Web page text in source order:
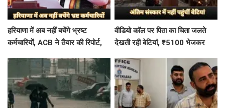
हरियाणा में अब नहीं बचेंगे भ्रष्ट
कर्मचारियों, ACB ने तैयार की रिपोर्ट,
वीडियो कॉल पर पिता का चिता जलते
देखती रही बेटियां, ₹5100 भेजकर